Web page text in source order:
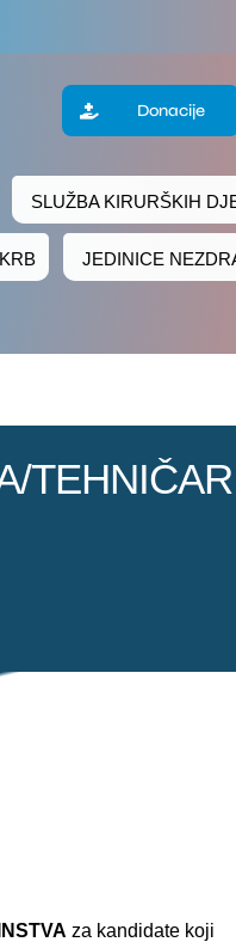
Donacije
SLUŽBA KIRURŠKIH
JEDINICE
za kandidate koji